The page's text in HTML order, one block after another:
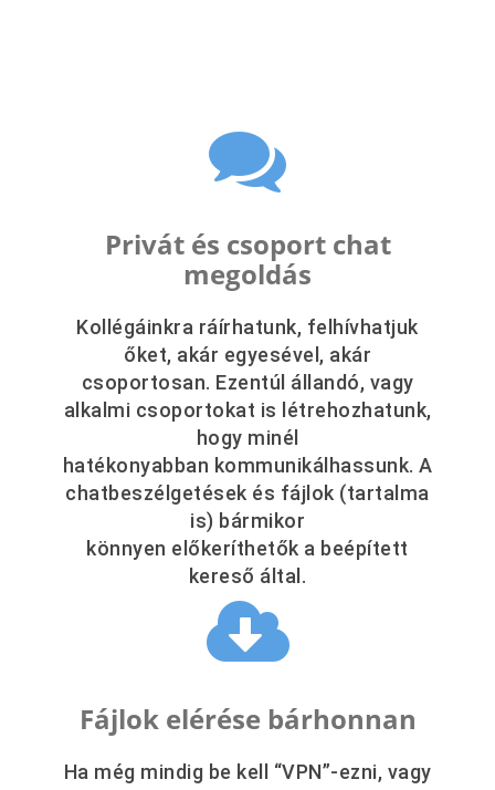
Privát és csoport chat
megoldás
Kollégáinkra ráírhatunk, felhívhatjuk
őket, akár egyesével, akár
csoportosan. Ezentúl állandó, vagy
alkalmi csoportokat is létrehozhatunk,
hogy minél
hatékonyabban kommunikálhassunk. A
chatbeszélgetések és fájlok (tartalma
is) bármikor
könnyen előkeríthetők a beépített
kereső által.
Fájlok elérése bárhonnan
Ha még mindig be kell “VPN”-ezni, vagy